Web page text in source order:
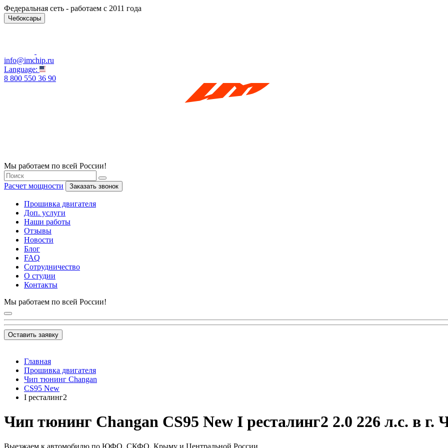
Федеральная сеть - работаем с 2011 года
Чебоксары
info@imchip.ru
Language:
8 800 550 36 90
Мы работаем по всей России!
Расчет мощности Заказать звонок
Прошивка двигателя
Доп. услуги
Наши работы
Отзывы
Новости
Блог
FAQ
Сотрудничество
О студии
Контакты
Мы работаем по всей России!
Оставить заявку
Главная
Прошивка двигателя
Чип тюнинг Changan
CS95 New
I ресталинг2
Чип тюнинг Changan CS95 New I ресталинг2 2.0 226 л.с. в г.
Выезжаем к автомобилю по ЮФО, СКФО, Крыму и Центральной России